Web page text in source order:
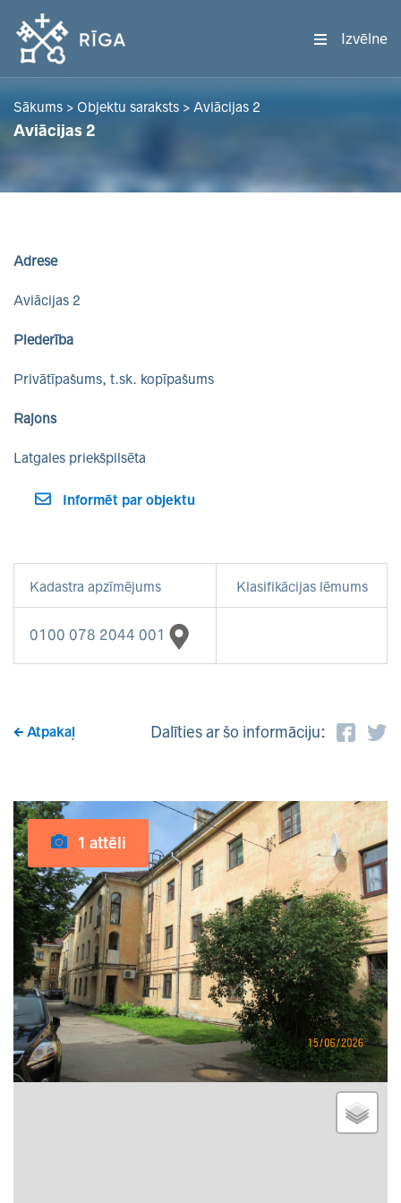
Izvēlne
Sākums > Objektu saraksts > Aviācijas 2
Aviācijas 2
Adrese
Aviācijas 2
Piederība
Privātīpašums, t.sk. kopīpašums
Rajons
Latgales priekšpilsēta
Informēt par objektu
Kadastra apzīmējums Klasifikācijas lēmums
0100 078 2044 001
Atpakaļ Dalīties ar šo informāciju:
1 attēli